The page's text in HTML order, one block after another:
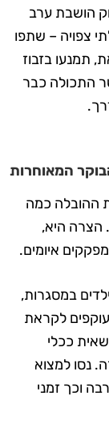
הושבת ערב
צפויה – שתפו
תמנעו בזבוז
התכולה כבר
ההובלה כמה
הצרה היא,
איומים.
במסגרות,
לקראת
ככלי
נסו למצוא
וכך זמני